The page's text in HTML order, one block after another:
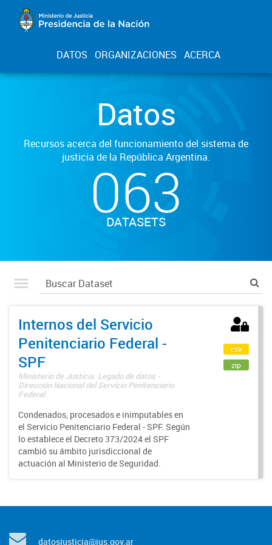
DATOS ORGANIZACIONES ACERCA
Datos
Recursos acerca del funcionamiento del sistema de
justicia de la República Argentina.
063
DATASETS
Internos del Servicio
Penitenciario Federal -
SPF
Ministerio de Justicia. Legado de datos -
Dirección Nacional del Servicio Penitenciario
Federal
Condenados, procesados e inimputables en
el Servicio Penitenciario Federal - SPF. Según
lo establece el Decreto 373/2024 el SPF
cambió su ámbito jurisdiccional de
actuación al Ministerio de Seguridad.
csv
zip
datosjusticia@jus.gov.ar